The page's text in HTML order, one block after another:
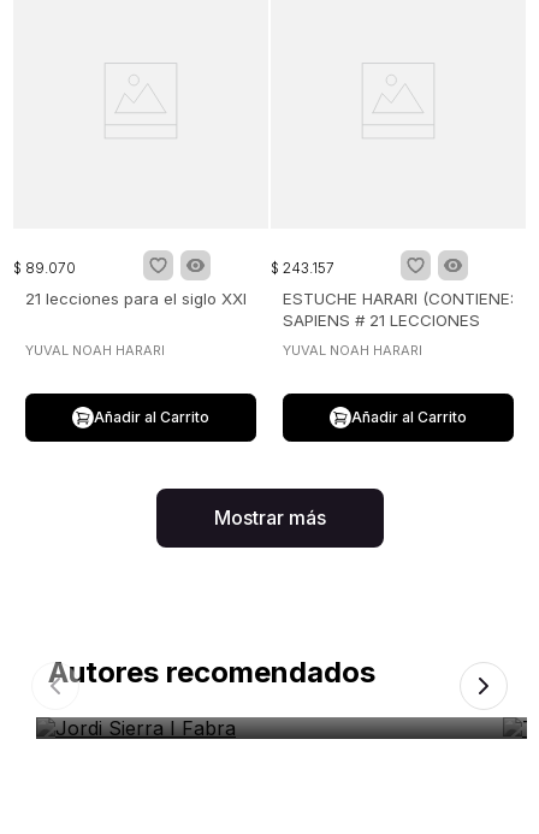
$ 89.070
21 lecciones para el siglo XXI
YUVAL NOAH HARARI
Añadir al Carrito
$ 243.157
ESTUCHE HARARI (CONTIENE:
SAPIENS # 21 LECCIONES
PARA EL SIGLO XXI / HOMO
YUVAL NOAH HARARI
Añadir al Carrito
Mostrar más
Autores recomendados